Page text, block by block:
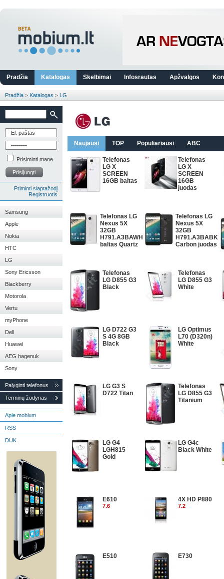
Pradžia Katalogas Skelbimai Infosrautas Apžvalgos
Pradžia > Katalogas > LG
Prisiminti mane
Prisijungti
Priminti slaptažodį
Registruotis
Samsung
Apple
Nokia
HTC
LG
Sony Ericsson
Blackberry
Motorola
Vertu
myPhone
Dell
Huawei
AEG hagenuk
Sony
Palyginti telefonus
Terminų žodynas
Apie mobium
RSS
DUK
Naujausi TOP Populiariausi ABC
Telefonas
LG X
SCREEN
16GB baltas
Telefonas
LG X
SCREEN
16GB
juodas
Telefonas LG
Nexus 5X
32GB
H791.A3BAWH
baltas Quartz
Telefonas LG
Nexus 5X
32GB
H791.A3BABK
Carbon juodas
Telefonas
LG D855 G3
Black
Telefonas
LG D855 G3
White
LG D722 G3
S 4G 8GB
Black
LG Optimus
L70 (D320n)
White
LG G3 S
D722 Titan
Telefonas
LG D855 G3
Titanium
LG G4
LGH815
Gold
LG G4c
Black White
E610
7.6
4X HD P880
7.2
E510 E730